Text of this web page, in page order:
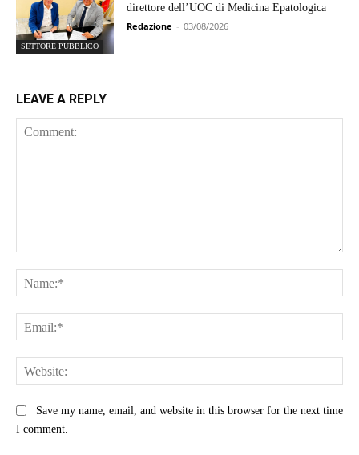
SETTORE PUBBLICO
direttore dell’UOC di Medicina Epatologica
Redazione - 03/08/2026
LEAVE A REPLY
Save my name, email, and website in this browser for the next time
I comment.